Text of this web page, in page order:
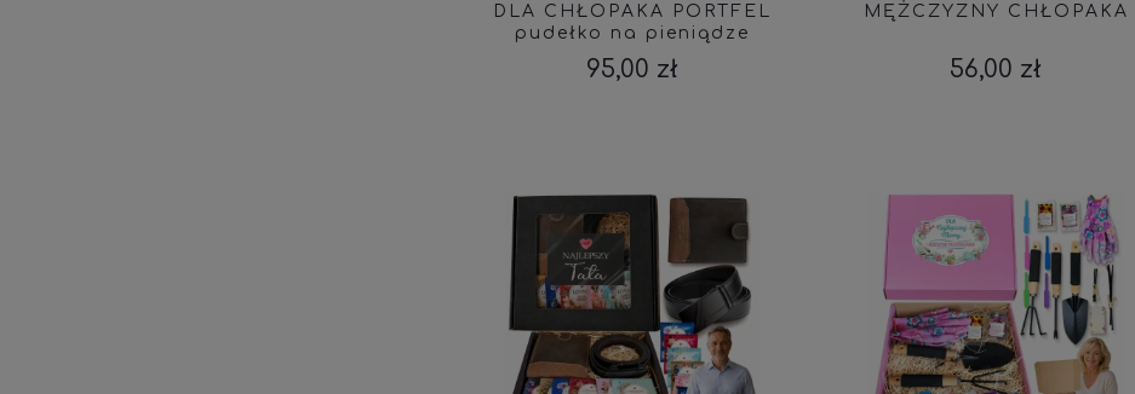
DLA CHŁOPAKA PORTFEL
pudełko na pieniądze
zestaw
95,00 zł
MĘŻCZYZNY CHŁOPAKA
56,00 zł